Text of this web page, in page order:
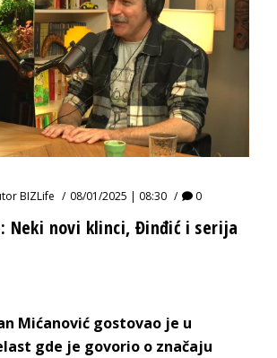
BIZLife 08/01/2025 | 08:30 0
Neki novi klinci, Đinđić i serija
Mićanović gostovao je u
gde je govorio o značaju